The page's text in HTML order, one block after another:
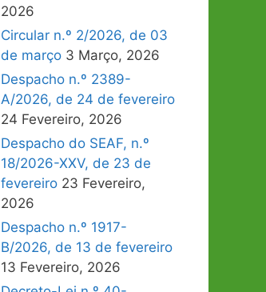
2026
Circular n.º 2/2026, de 03
de março 3 Março, 2026
Despacho n.º 2389-
A/2026, de 24 de fevereiro
24 Fevereiro, 2026
Despacho do SEAF, n.º
18/2026-XXV, de 23 de
fevereiro 23 Fevereiro,
2026
Despacho n.º 1917-
B/2026, de 13 de fevereiro
13 Fevereiro, 2026